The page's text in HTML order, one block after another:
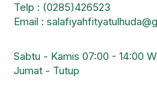
Telp : (0285)426523
Email :
Sabtu - Kamis 07:00 - 14:00
Jumat - Tutup